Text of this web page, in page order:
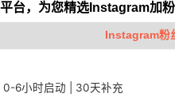
台，为您精选Instagram加
Instagram
0-6小时启动 | 30天补充